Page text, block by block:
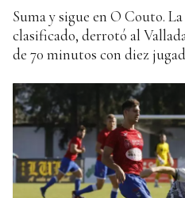
Suma y sigue en O Couto.
clasificado, derrotó al
de 70 minutos con diez